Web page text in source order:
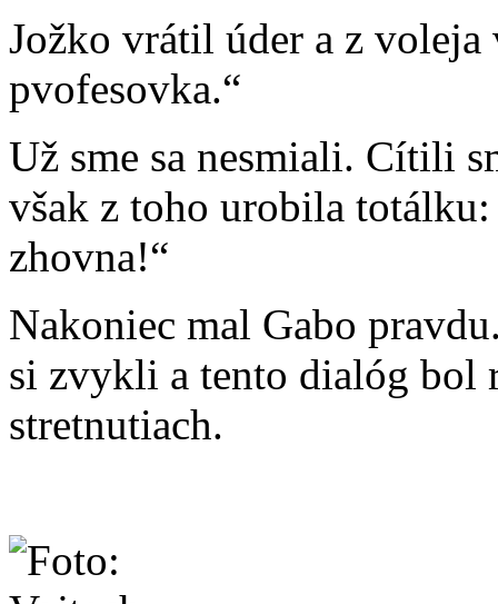
Jožko vrátil úder a z
pvofesovka.“
Už sme sa nesmiali. Cítili
však z toho urobila
zhovna!“
Nakoniec mal Gabo
si zvykli a tento dialóg bol
stretnutiach.